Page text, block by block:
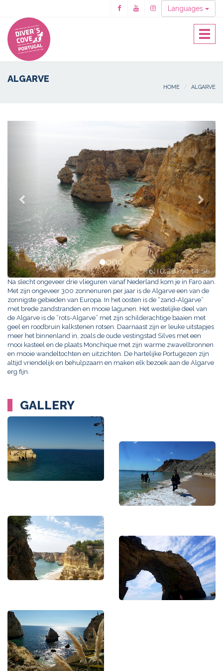
Languages
Toggle
ALGARVE
HOME ALGARVE
Na slecht ongeveer drie vlieguren vanaf Nederland kom je in Faro aan.
Met zijn ongeveer 300 zonnenuren per jaar is de Algarve een van de
zonnigste gebieden van Europa. In het oosten is de “zand-Algarve”
met brede zandstranden en mooie lagunen. Het westelijke deel van
de Algarve is de “rots-Algarve” met zijn schilderachtige baaien met
geel en roodbruin kalkstenen rotsen. Daarnaast zijn er leuke uitstapjes
meer het binnenland in, zoals de oude vestingstad Silves met een
mooi kasteel en de plaats Monchique met zijn warme zwavelbronnen
en mooie wandeltochten en uitzichten. De hartelijke Portugezen zijn
altijd vriendelijk en behulpzaam en maken elk bezoek aan de Algarve
erg fijn.
GALLERY